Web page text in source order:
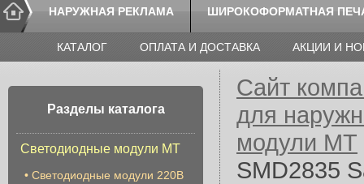
НАРУЖНАЯ РЕКЛАМА ШИРОКОФОРМАТНАЯ
КАТАЛОГ ОПЛАТА И ДОСТАВКА АКЦИИ И
Разделы каталога
Светодиодные модули МТ
• Светодиодные модули 220В
Сайт
для
модули МТ
SMD2835